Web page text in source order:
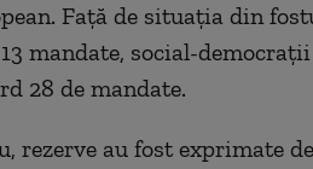
Faţă de situaţia din
mandate, social-
28 de mandate.
rezerve au fost exprimate